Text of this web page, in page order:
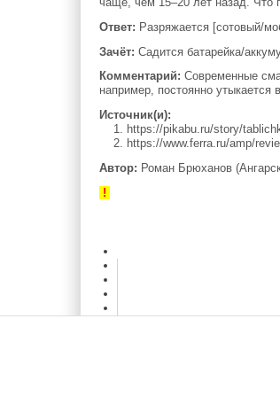
Ответ: Разряжается [сотовый/
Зачёт: Садится батарейка/
Комментарий: Современные
например, постоянно утыкается
Источник(и):
1. https://pikabu.ru/story/
2. https://www.ferra.ru/amp/
Автор: Роман Брюханов
!